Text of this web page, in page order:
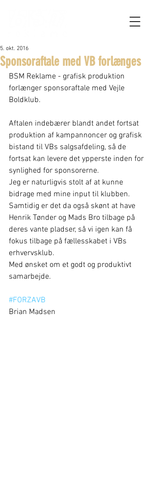
Sponsoraftale med VB forlænges
5. okt. 2016
BSM Reklame - grafisk produktion
forlænger sponsoraftale med Vejle
Boldklub.
Aftalen indebærer blandt andet fortsat
produktion af kampannoncer og grafisk
bistand til VBs salgsafdeling, så de
fortsat kan levere det ypperste inden for
synlighed for sponsorerne.
Jeg er naturligvis stolt af at kunne
bidrage med mine input til klubben.
Samtidig er det da også skønt at have
Henrik Tønder og Mads Bro tilbage på
deres vante pladser, så vi igen kan få
fokus tilbage på fællesskabet i VBs
erhvervsklub.
Med ønsket om et godt og produktivt
samarbejde.
#FORZAVB
Brian Madsen